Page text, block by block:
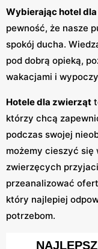
Wybierając hotel
pewność, że nasze
spokój ducha.
pod dobrą opieką,
wakacjami i
Hotele dla zwierząt
którzy chcą
podczas swojej
możemy cieszyć się
zwierzęcych
przeanalizować
który najlepiej
potrzebom.